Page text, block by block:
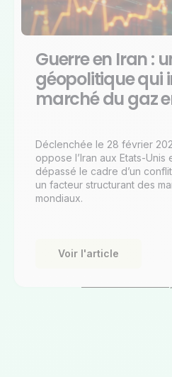
Guerre en Iran :
géopolitique qui
marché du gaz
Déclenchée le 28 février
oppose l’Iran aux Etats-Unis
dépassé le cadre d’un
un facteur structurant des
mondiaux.
Voir l'article